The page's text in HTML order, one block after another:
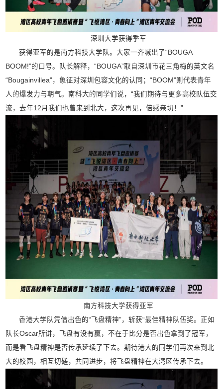
深圳大学获得季军
获得亚军的是南方科技大学队。大家一齐喊出了“BOUGA
BOOM!”的口号。队长解释，“BOUGA”取自深圳市花三角梅的英文名
“Bougainvillea”，象征对深圳包容文化的认同；“BOOM”则代表青年
人的爆发力与朝气。南科大的同学们说，“我们期待与更多高校队伍交
流，去年12月我们也曾来到北大，这次再见，倍感亲切！”
南方科技大学获得亚军
香港大学队凭借出色的“飞盘精神”，斩获“最佳精神队伍奖。正如
队长Oscar所讲，飞盘有没有赢，不在于比分是否出色拿到了冠军，
而是看飞盘精神是否传承延续了下去。期待港大的同学们再次来到北
大的校园，相互切磋，共同进步，将飞盘精神在大湾区传承下去。